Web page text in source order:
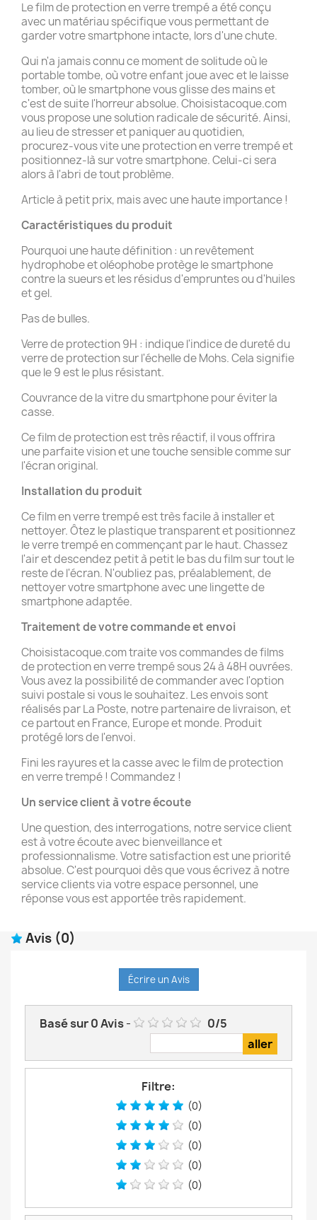
Le film de protection en verre trempé a été conçu
avec un matériau spécifique vous permettant de
garder votre smartphone intacte, lors d'une chute.
Qui n'a jamais connu ce moment de solitude où le
portable tombe, où votre enfant joue avec et le laisse
tomber, où le smartphone vous glisse des mains et
c'est de suite l'horreur absolue. Choisistacoque.com
vous propose une solution radicale de sécurité. Ainsi,
au lieu de stresser et paniquer au quotidien,
procurez-vous vite une protection en verre trempé et
positionnez-là sur votre smartphone. Celui-ci sera
alors à l'abri de tout problème.
Article à petit prix, mais avec une haute importance !
Caractéristiques du produit
Pourquoi une haute définition : un revêtement
hydrophobe et oléophobe protège le smartphone
contre la sueurs et les résidus d'empruntes ou d'huiles
et gel.
Pas de bulles.
Verre de protection 9H : indique l'indice de dureté du
verre de protection sur l'échelle de Mohs. Cela signifie
que le 9 est le plus résistant.
Couvrance de la vitre du smartphone pour éviter la
casse.
Ce film de protection est très réactif, il vous offrira
une parfaite vision et une touche sensible comme sur
l'écran original.
Installation du produit
Ce film en verre trempé est très facile à installer et
nettoyer. Ôtez le plastique transparent et positionnez
le verre trempé en commençant par le haut. Chassez
l'air et descendez petit à petit le bas du film sur tout le
reste de l'écran. N'oubliez pas, préalablement, de
nettoyer votre smartphone avec une lingette de
smartphone adaptée.
Traitement de votre commande etenvoi
Choisistacoque.com traite vos commandes de films
de protection en verre trempé sous 24 à 48H ouvrées.
Vous avez la possibilité de commander avec l'option
suivi postale si vous le souhaitez. Les envois sont
réalisés par La Poste, notre partenaire de livraison, et
ce partout en France, Europe et monde. Produit
protégé lors de l'envoi.
Fini les rayures et la casse avec le film de protection
en verre trempé ! Commandez !
Un service client à votre écoute
Une question, des interrogations, notre service client
est à votre écoute avec bienveillance et
professionnalisme. Votre satisfaction est une priorité
absolue. C'est pourquoi dès que vous écrivez à notre
service clients via votre espace personnel, une
réponse vous est apportée très rapidement.
Avis (0)
Écrire un Avis
Basé sur0Avis- 0/5
Filtre:
(0)
(0)
(0)
(0)
(0)